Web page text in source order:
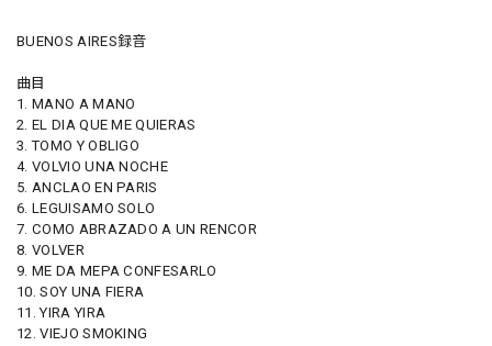
BUENOS AIRES録音
曲目
1. MANO A MANO
2. EL DIA QUE ME QUIERAS
3. TOMO Y OBLIGO
4. VOLVIO UNA NOCHE
5. ANCLAO EN PARIS
6. LEGUISAMO SOLO
7. COMO ABRAZADO A UN RENCOR
8. VOLVER
9. ME DA MEPA CONFESARLO
10. SOY UNA FIERA
11. YIRA YIRA
12. VIEJO SMOKING